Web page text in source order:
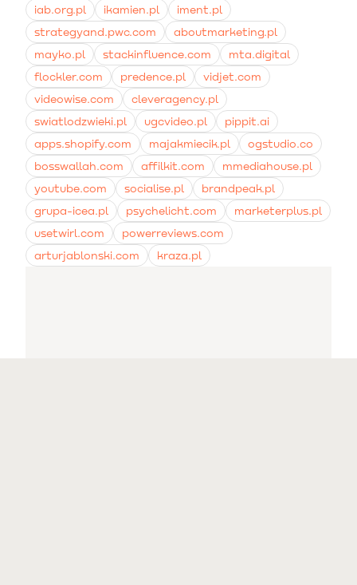
iab.org.pl ikamien.pl
iment.pl
strategyand.pwc.com
aboutmarketing.pl
mayko.pl
stackinfluence.com
mta.digital
flockler.com
predence.pl
vidjet.com
videowise.com
cleveragency.pl
swiatlodzwieki.pl
ugcvideo.pl
pippit.ai
apps.shopify.com
majakmiecik.pl
ogstudio.co
bosswallah.com
affilkit.com
mmediahouse.pl
youtube.com
socialise.pl
brandpeak.pl
grupa-icea.pl
psychelicht.com
marketerplus.pl
usetwirl.com
powerreviews.com
arturjablonski.com
kraza.pl